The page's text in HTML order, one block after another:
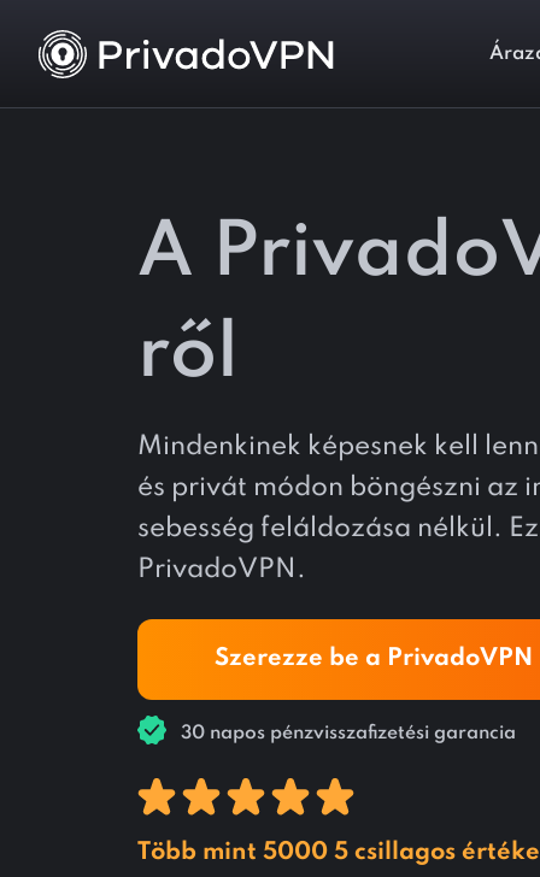
A
ről
Mindenkinek képesnek kell
és privát módon böngészni az
sebesség feláldozása nélkül.
PrivadoVPN.
Szerezze be a PrivadoVPN
30 napos pénzvisszafizetési garancia
Több mint 5000 5 csillagos